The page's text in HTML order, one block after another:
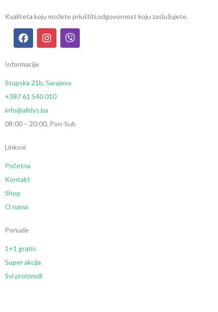
Kvaliteta koju možete priuštiti,odgovornost koju zaslužujete.
Informacije
Stupska 21b, Sarajevo
+387 61 540 010
info@alldys.ba
08:00 – 20:00, Pon-Sub
Linkovi
Početna
Kontakt
Shop
O nama
Ponude
1+1 gratis
Super akcija
Svi proizvodi